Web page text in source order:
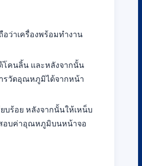
ว่าเครื่องพร้อมทำงาน
โคนลิ้น และหลังจากนั้น
ารวัดอุณหภูมิได้จากหน้า
บร้อย หลังจากนั้นให้เหน็บ
สอบค่าอุณหภูมิบนหน้าจอ